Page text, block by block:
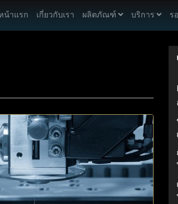
น้าแรก เกี่ยวกับเรา ผลิตภัณฑ์ บริการ ร